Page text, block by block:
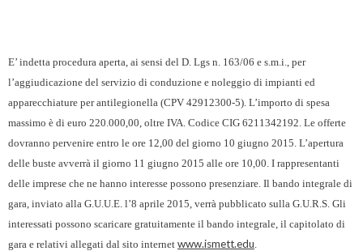
E’ indetta procedura aperta, ai sensi del D. Lgs n. 163/06 e s.m.i., per
l’aggiudicazione del servizio di conduzione e noleggio di impianti ed
apparecchiature per antilegionella (CPV 42912300-5). L’importo di spesa
massimo è di euro 220.000,00, oltre IVA. Codice CIG 6211342192. Le offerte
dovranno pervenire entro le ore 12,00 del giorno 10 giugno 2015. L’apertura
delle buste avverrà il giorno 11 giugno 2015 alle ore 10,00. I rappresentanti
delle imprese che ne hanno interesse possono presenziare. Il bando integrale di
gara, inviato alla G.U.U.E. l’8 aprile 2015, verrà pubblicato sulla G.U.R.S. Gli
interessati possono scaricare gratuitamente il bando integrale, il capitolato di
gara e relativi allegati dal sito internet www.ismett.edu.